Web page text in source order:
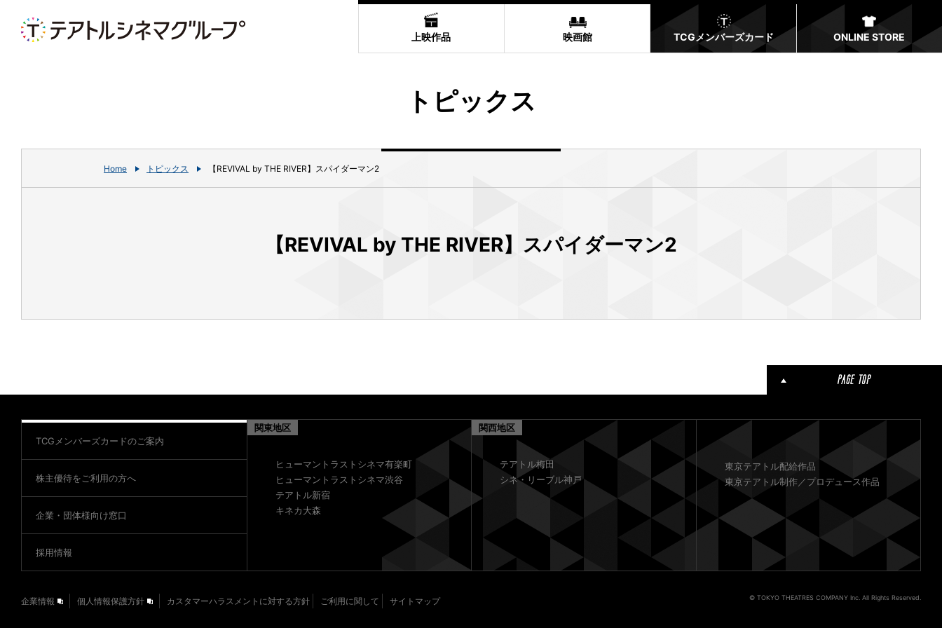
上映作品 映画館 TCGメンバーズカード ONLINE STORE
トピックス
Home トピックス 【REVIVAL by THE RIVER】スパイダーマン2
【REVIVAL by THE RIVER】スパイダーマン2
TCGメンバーズカードのご案内
株主優待をご利用の方へ
企業・団体様向け窓口
採用情報
関東地区
ヒューマントラストシネマ有楽町
ヒューマントラストシネマ渋谷
テアトル新宿
キネカ大森
関西地区
テアトル梅田
シネ・リーブル神戸
東京テアトル配給作品
東京テアトル制作／プロデュース作品
企業情報 個人情報保護方針 カスタマーハラスメントに対する方針 ご利用に関して サイトマップ © TOKYO THEATRES COMPANY Inc. All Rights Reserved.